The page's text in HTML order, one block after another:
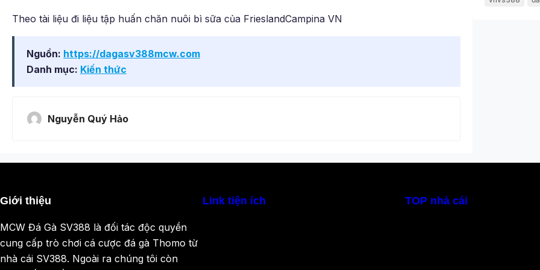
Theo tài liệu đi liệu tập huấn chăn nuôi bì sữa của FrieslandCampina VN
Nguồn: https://dagasv388mcw.com
Danh mục: Kiến thức
Nguyễn Quý Hảo
Giới thiệu
MCW Đá Gà SV388 là đối tác độc quyền
cung cấp trò chơi cá cược đá gà Thomo từ
nhà cái SV388. Ngoài ra chúng tôi còn
Link tiện ích TOP nhà cái